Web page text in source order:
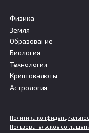
Физика
Земля
Образование
Биология
Технологии
Криптовалюты
Астрология
Политика
Пользовательское